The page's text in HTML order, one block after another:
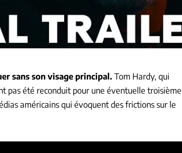
sans son visage principal. Tom Hardy, qui
pas été reconduit pour une éventuelle troisième
américains qui évoquent des frictions sur le